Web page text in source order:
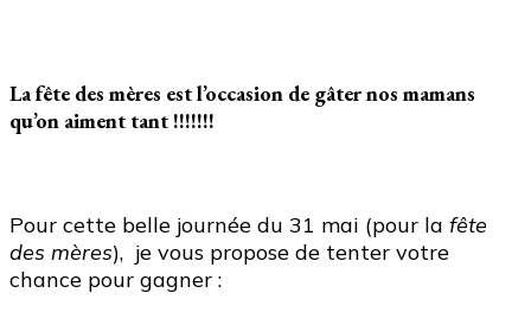
La fête des mères est l’occasion de gâter nos mamans
qu’on aiment tant !!!!!!!
Pour cette belle journée du 31 mai (pour la fête
des mères), je vous propose de tenter votre
chance pour gagner :